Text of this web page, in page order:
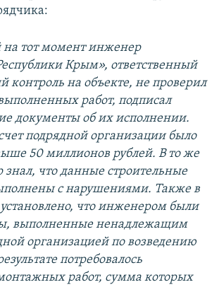
тот момент инженер
Крым», ответственный
контроль на объекте, не проверил
работ, подписал
документы об их исполнении.
подрядной организации было
50 миллионов рублей. В то же
что данные строительные
с нарушениями. Также в
установлено, что инженером были
выполненные ненадлежащим
организацией по возведению
потребовалось
работ, сумма которых